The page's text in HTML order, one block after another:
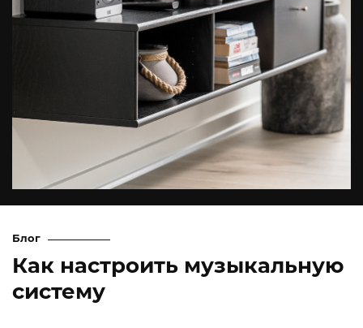
Блог
Как настроить музыкальную
систему